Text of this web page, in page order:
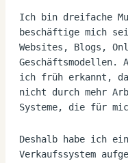
Ich bin dreifache
beschäftige mich
Websites, Blogs,
Geschäftsmodellen.
ich früh erkannt,
nicht durch mehr
Systeme, die für
Deshalb habe ich
Verkaufssystem